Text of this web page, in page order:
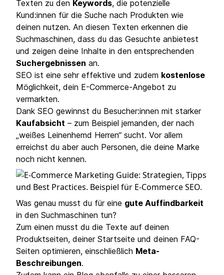
Texten zu den Keywords, die potenzielle
Kund:innen für die Suche nach Produkten wie
deinen nutzen. An diesen Texten erkennen die
Suchmaschinen, dass du das Gesuchte anbietest
und zeigen deine Inhalte in den entsprechenden
Suchergebnissen an.
SEO ist eine sehr effektive und zudem kostenlose
Möglichkeit, dein E-Commerce-Angebot zu
vermarkten.
Dank SEO gewinnst du Besucher:innen mit starker
Kaufabsicht – zum Beispiel jemanden, der nach
„weißes Leinenhemd Herren“ sucht. Vor allem
erreichst du aber auch Personen, die deine Marke
noch nicht kennen.
Was genau musst du für eine gute Auffindbarkeit
in den Suchmaschinen tun?
Zum einen musst du die Texte auf deinen
Produktseiten, deiner Startseite und deinen FAQ-
Seiten optimieren, einschließlich Meta-
Beschreibungen.